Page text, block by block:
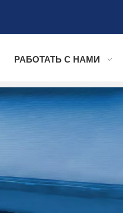
РАБОТАТЬ С НАМИ